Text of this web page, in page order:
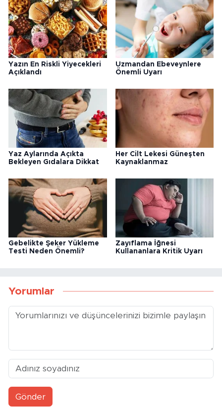
Yazın En Riskli Yiyecekleri
Açıklandı
Uzmandan Ebeveynlere
Önemli Uyarı
Yaz Aylarında Açıkta
Bekleyen Gıdalara Dikkat
Her Cilt Lekesi Güneşten
Kaynaklanmaz
Gebelikte Şeker Yükleme
Testi Neden Önemli?
Zayıflama İğnesi
Kullananlara Kritik Uyarı
Yorumlar
Gönder